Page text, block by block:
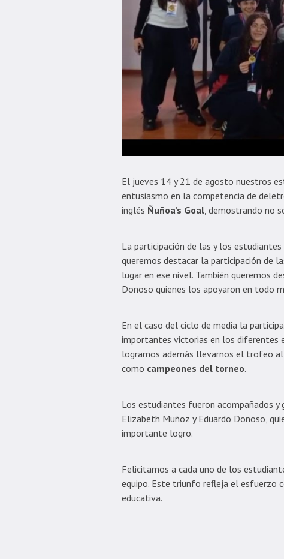
El jueves 14 y 21 de agosto nuestros
entusiasmo en la competencia de
inglés Ñuñoa’s Goal, demostrando no
La participación de las y los
queremos destacar la participación de
lugar en ese nivel. También queremos
Donoso quienes los apoyaron en todo
En el caso del ciclo de media la
importantes victorias en los diferentes
logramos además llevarnos el trofeo
como campeones del torneo.
Los estudiantes fueron acompañados
Elizabeth Muñoz y Eduardo Donoso,
importante logro.
Felicitamos a cada uno de los
equipo. Este triunfo refleja el esfuerzo
educativa.